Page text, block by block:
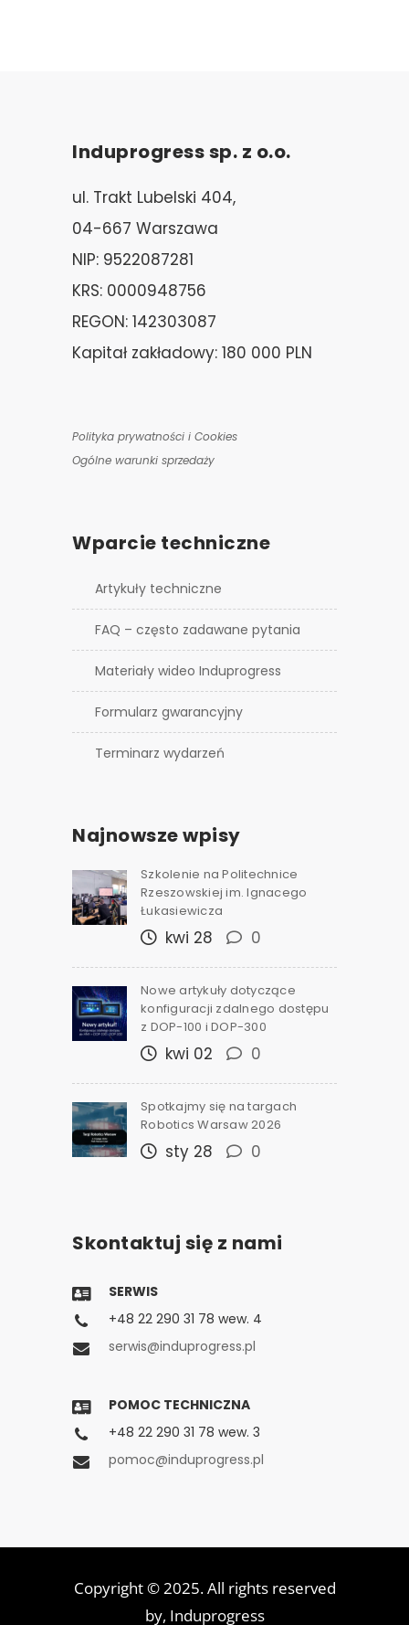
Induprogress sp. z o.o.
ul. Trakt Lubelski 404,
04-667 Warszawa
NIP: 9522087281
KRS: 0000948756
REGON: 142303087
Kapitał zakładowy: 180 000 PLN
Polityka prywatności i Cookies
Ogólne warunki sprzedaży
Wparcie techniczne
Artykuły techniczne
FAQ – często zadawane pytania
Materiały wideo Induprogress
Formularz gwarancyjny
Terminarz wydarzeń
Najnowsze wpisy
Szkolenie na Politechnice
Rzeszowskiej im. Ignacego
Łukasiewicza
kwi 28 0
Nowe artykuły dotyczące
konfiguracji zdalnego dostępu
z DOP-100 i DOP-300
kwi 02 0
Spotkajmy się na targach
Robotics Warsaw 2026
sty 28 0
Skontaktuj się z nami
SERWIS
+48 22 290 31 78 wew. 4
serwis@induprogress.pl
POMOC TECHNICZNA
+48 22 290 31 78 wew. 3
pomoc@induprogress.pl
Copyright © 2025. All rights reserved
by, Induprogress